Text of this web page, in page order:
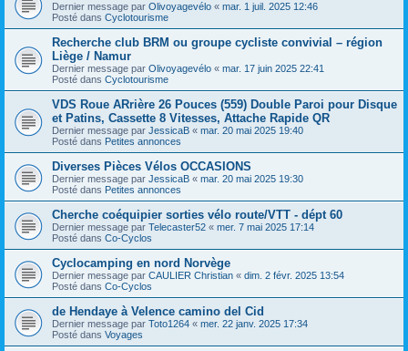
Dernier message par Olivoyagevélo « mar. 1 juil. 2025 12:46
Posté dans Cyclotourisme
Recherche club BRM ou groupe cycliste convivial – région
Liège / Namur
Dernier message par Olivoyagevélo « mar. 17 juin 2025 22:41
Posté dans Cyclotourisme
VDS Roue ARrière 26 Pouces (559) Double Paroi pour Disque
et Patins, Cassette 8 Vitesses, Attache Rapide QR
Dernier message par JessicaB « mar. 20 mai 2025 19:40
Posté dans Petites annonces
Diverses Pièces Vélos OCCASIONS
Dernier message par JessicaB « mar. 20 mai 2025 19:30
Posté dans Petites annonces
Cherche coéquipier sorties vélo route/VTT - dépt 60
Dernier message par Telecaster52 « mer. 7 mai 2025 17:14
Posté dans Co-Cyclos
Cyclocamping en nord Norvège
Dernier message par CAULIER Christian « dim. 2 févr. 2025 13:54
Posté dans Co-Cyclos
de Hendaye à Velence camino del Cid
Dernier message par Toto1264 « mer. 22 janv. 2025 17:34
Posté dans Voyages